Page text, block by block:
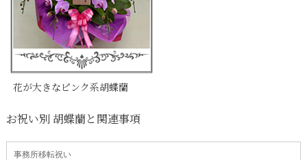
花が大きなピンク系胡蝶蘭
お祝い別 胡蝶蘭と関連事項
事務所移転祝い